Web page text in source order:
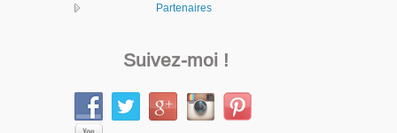
Partenaires
Suivez-moi !